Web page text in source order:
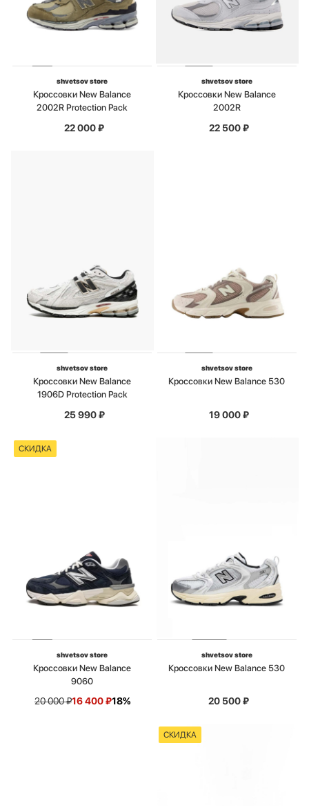
shvetsov store
Кроссовки New Balance
2002R Protection Pack
22 000₽
shvetsov store
Кроссовки New Balance
2002R
22 500₽
shvetsov store
Кроссовки New Balance
1906D Protection Pack
25 990₽
shvetsov store
Кроссовки New Balance 530
19 000₽
СКИДКА
shvetsov store
Кроссовки New Balance
9060
20 000₽16 400₽18%
shvetsov store
Кроссовки New Balance 530
20 500₽
СКИДКА